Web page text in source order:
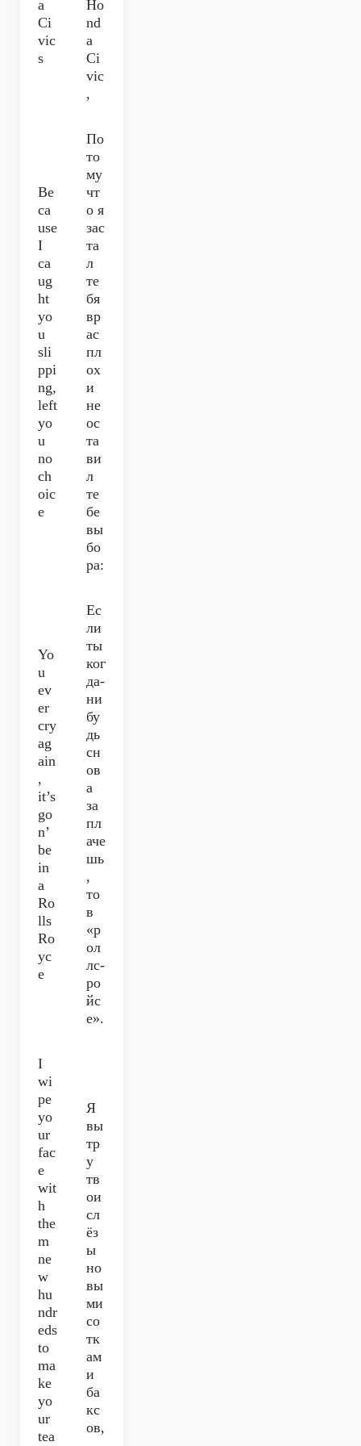
a
Ci
vic
s
Ho
nd
a
Ci
vic
,
Be
ca
use
I
ca
ug
ht
yo
u
sli
ppi
ng,
left
yo
u
no
ch
oic
e
По
то
му
чт
о я
зас
та
л
те
бя
вр
ас
пл
ох
и
не
ос
та
ви
л
те
бе
вы
бо
ра:
Yo
u
ev
er
cry
ag
ain
,
it’s
go
n’
be
in
a
Ro
lls
Ro
yc
e
Ес
ли
ты
ког
да-
ни
бу
дь
сн
ов
а
за
пл
аче
шь
,
то
в
«р
ол
лс-
ро
йс
е».
I
wi
pe
yo
ur
fac
e
wit
h
the
m
ne
w
hu
ndr
eds
to
ma
ke
yo
ur
tea
Я
вы
тр
у
тв
ои
сл
ёз
ы
но
вы
ми
со
тк
ам
и
ба
кс
ов,